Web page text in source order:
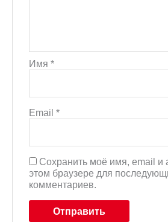
Имя*
Email*
Сохранить моё имя, email и
этом браузере для
комментариев.